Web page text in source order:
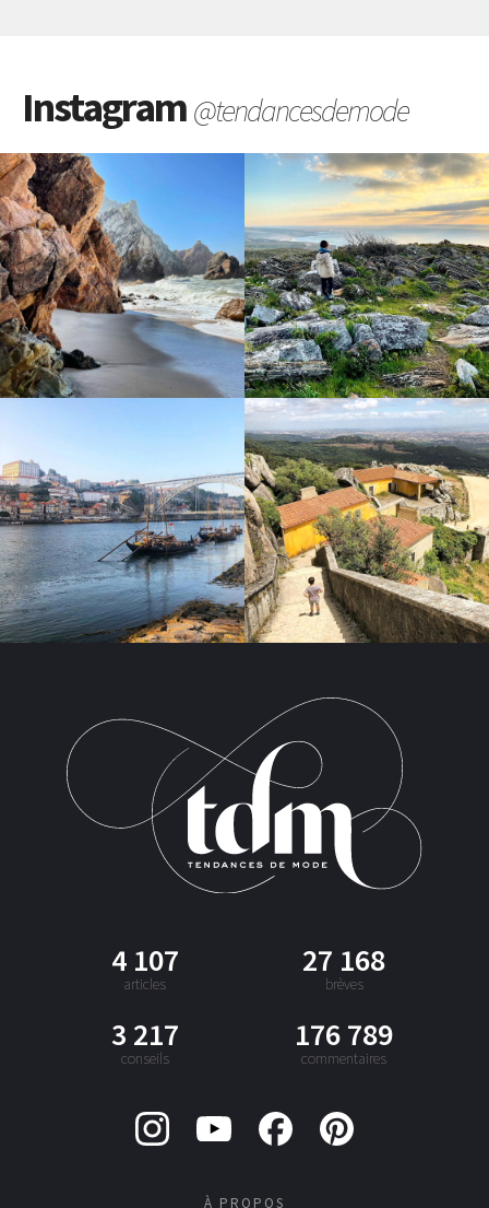
Instagram@tendancesdemode
4 107
articles
27 168
brèves
3 217
conseils
176 789
commentaires
À PROPOS